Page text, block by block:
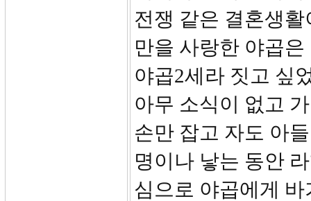
전쟁 같은 결혼생
만을 사랑한 야곱
야곱2세라 짓고 싶
아무 소식이 없고
손만 잡고 자도 아
명이나 낳는 동안
심으로 야곱에게